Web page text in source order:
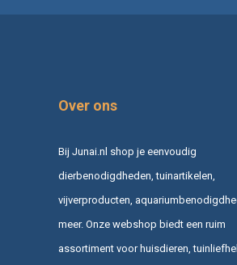
Over ons
Bij Junai.nl shop je eenvoudig
dierbenodigdheden, tuinartikelen,
vijverproducten,
meer. Onze webshop biedt een ruim
assortiment voor huisdieren,